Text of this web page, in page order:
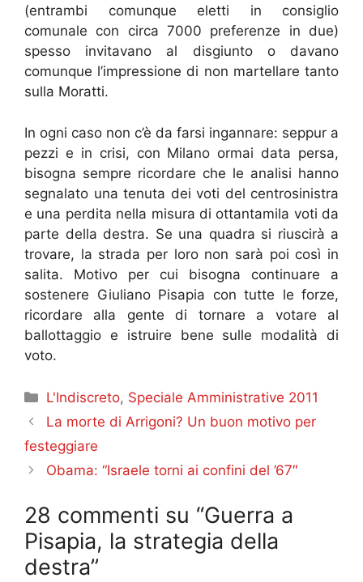
(entrambi comunque eletti in consiglio
comunale con circa 7000 preferenze in due)
spesso invitavano al disgiunto o davano
comunque l’impressione di non martellare tanto
sulla Moratti.
In ogni caso non c’è da farsi ingannare: seppur a
pezzi e in crisi, con Milano ormai data persa,
bisogna sempre ricordare che le analisi hanno
segnalato una tenuta dei voti del centrosinistra
e una perdita nella misura di ottantamila voti da
parte della destra. Se una quadra si riuscirà a
trovare, la strada per loro non sarà poi così in
salita. Motivo per cui bisogna continuare a
sostenere Giuliano Pisapia con tutte le forze,
ricordare alla gente di tornare a votare al
ballottaggio e istruire bene sulle modalità di
voto.
Categorie
L'Indiscreto, Speciale Amministrative 2011
La morte di Arrigoni? Un buon motivo per
festeggiare
Obama: “Israele torni ai confini del ’67″
28 commenti su “Guerra a
Pisapia, la strategia della
destra”